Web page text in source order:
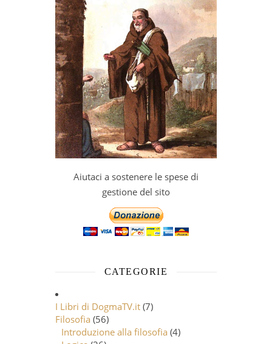
Aiutaci a sostenere le spese di
gestione del sito
CATEGORIE
I Libri di DogmaTV.it (7)
Filosofia (56)
Introduzione alla filosofia (4)